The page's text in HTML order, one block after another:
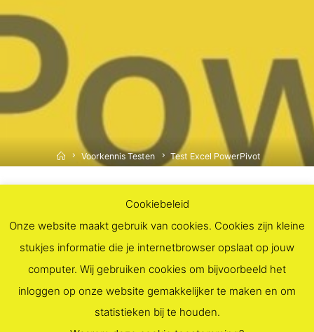
HomeVoorkennis Testen Test Excel PowerPivot
U kunt eerst een test volgen om de voorkennis te testen
om deel te nemen aan cursus Excel PowerPivot.
Deze test wordt u toegezonden, als u zicht inschrijft
voor een PowerPivot Cursus
Cookiebeleid
Onze website maakt gebruik van cookies. Cookies zijn kleine
stukjes informatie die je internetbrowser opslaat op jouw
computer. Wij gebruiken cookies om bijvoorbeeld het
inloggen op onze website gemakkelijker te maken en om
statistieken bij te houden.